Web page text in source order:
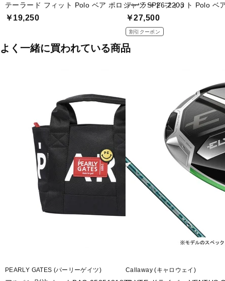
テーラード フィット Polo ベア ポロシャツ SP26-2203
￥19,250
テーラード フィット Polo ベ
￥27,500
割引クーポン
よく一緒に買われている商品
PEARLY GATES (パーリーゲイツ) Callaway (キャロウェイ)